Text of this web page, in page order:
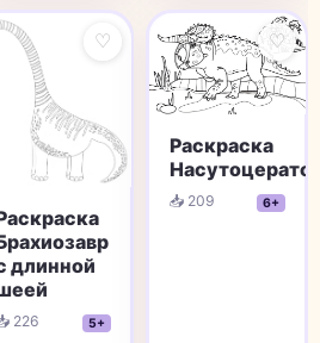
♡
длинной
226 5+
♡
Раскраска
📥 209 6+